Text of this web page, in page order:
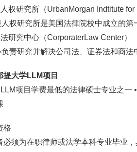
权研究所（UrbanMorgan Indtitute for
权研究所是美国法律院校中成立的第
研究中心（CorporaterLaw Center）
责研究并解决公司法、证券法和商法
提大学LLM项目
LLM项目学费最低的法律硕士专业之
格
必须为在职律师或法学本科专业毕业